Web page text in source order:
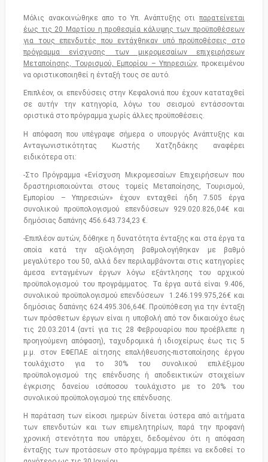
Μόλις ανακοινώθηκε απο το Υπ. Ανάπτυξης οτι παρατείνεται
έως τις 20 Μαρτίου η προθεσμία κάλυψης των προϋποθέσεων
για τους επενδυτές που εντάχθηκαν υπό προϋποθέσεις στο
πρόγραμμα ενίσχυσης των μικρομεσαίων επιχειρήσεων
Μεταποίησης, Τουρισμού, Εμπορίου – Υπηρεσιών, προκειμένου
να οριστικοποιηθεί η ένταξή τους σε αυτό.
Επιπλέον, οι επενδύσεις στην Κεφαλονιά που έχουν καταταχθεί
σε αυτήν την κατηγορία, λόγω του σεισμού εντάσσονται
οριστικά στο πρόγραμμα χωρίς άλλες προϋποθέσεις.
Η απόφαση που υπέγραψε σήμερα ο υπουργός Ανάπτυξης και
Ανταγωνιστικότητας Κωστής Χατζηδάκης αναφέρει
ειδικότερα οτι:
-Στο Πρόγραμμα «Ενίσχυση Μικρομεσαίων Επιχειρήσεων που
δραστηριοποιούνται στους τομείς Μεταποίησης, Τουρισμού,
Εμπορίου – Υπηρεσιών» έχουν ενταχθεί ήδη 7.505 έργα
συνολικού προϋπολογισμού επενδύσεων 929.020.826,04€ και
δημόσιας δαπάνης 456.643.734,23 €.
-Επιπλέον αυτών, δόθηκε η δυνατότητα ένταξης και στα έργα τα
οποία κατά την αξιολόγηση βαθμολογήθηκαν με βαθμό
μεγαλύτερο του 50, αλλά δεν περιλαμβάνονται στις κατηγορίες
άμεσα ενταγμένων έργων λόγω εξάντλησης του αρχικού
προϋπολογισμού του προγράμματος. Τα έργα αυτά είναι 9.406,
συνολικού προϋπολογισμού επενδύσεων 1.246.199.975,26€ και
δημόσιας δαπάνης 624.495.306,64€. Προϋπόθεση για την ένταξη
των πρόσθετων έργων είναι η υποβολή από τον δικαιούχο έως
τις 20.03.2014 (αντί για τις 28 Φεβρουαρίου που προέβλεπε η
προηγούμενη απόφαση), ταχυδρομικά ή ιδιοχείρως έως τις 5
μ.μ. στον ΕΦΕΠΑΕ αίτησης επαλήθευσης-πιστοποίησης έργου
τουλάχιστο για το 30% του συνολικού επιλέξιμου
προϋπολογισμού της επένδυσης ή αποδεικτικών στοιχείων
έγκρισης δανείου ισόποσου τουλάχιστο με το 20% του
συνολικού προϋπολογισμού της επένδυσης.
Η παράταση των είκοσι ημερών δίνεται ύστερα από αιτήματα
των επενδυτών και των επιμελητηρίων, παρά την προφανή
χρονική στενότητα που υπάρχει, δεδομένου ότι η απόφαση
ένταξης των προτάσεων στο πρόγραμμα πρέπει να εκδοθεί το